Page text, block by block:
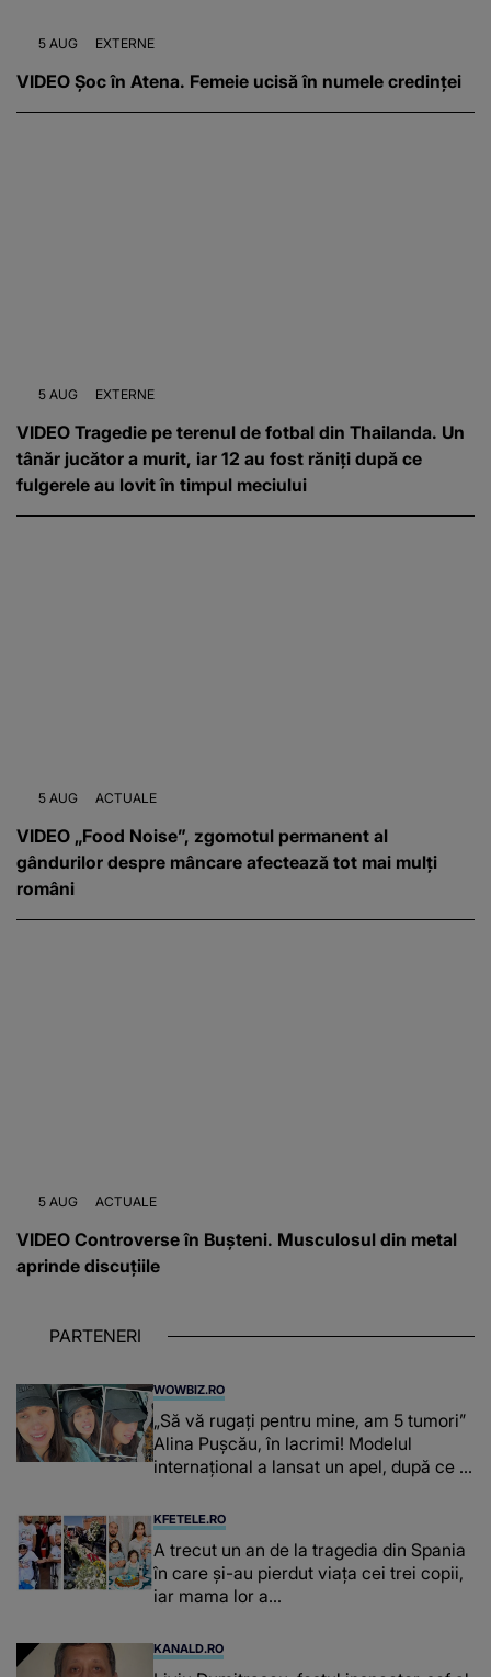
5 AUG EXTERNE
VIDEO Șoc în Atena. Femeie ucisă în numele credinței
5 AUG EXTERNE
VIDEO Tragedie pe terenul de fotbal din Thailanda. Un
tânăr jucător a murit, iar 12 au fost răniți după ce
fulgerele au lovit în timpul meciului
5 AUG ACTUALE
VIDEO „Food Noise”, zgomotul permanent al
gândurilor despre mâncare afectează tot mai mulți
români
5 AUG ACTUALE
VIDEO Controverse în Bușteni. Musculosul din metal
aprinde discuțiile
PARTENERI
WOWBIZ.RO
„Să vă rugați pentru mine, am 5 tumori”
Alina Pușcău, în lacrimi! Modelul
internațional a lansat un apel, după ce a
KFETELE.RO
A trecut un an de la tragedia din Spania
în care și-au pierdut viața cei trei copii,
iar mama lor a…
KANALD.RO